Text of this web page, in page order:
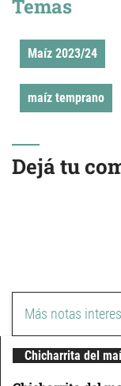
Temas
Maíz 2023/24
maíz temprano
Dejá tu
Más notas
Chicharrita del